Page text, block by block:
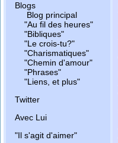
Blogs
Blog principal
"Au fil des heures"
"Bibliques"
"Le crois-tu?"
"Charismatiques"
"Chemin d'amour"
"Phrases"
"Liens, et plus"
Twitter
Avec Lui
"Il s'agit d'aimer"